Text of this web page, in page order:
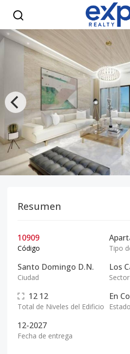
Resumen
10909
Código Tipo
Santo Domingo D.N.
Ciudad
Los
Sector
12 12
Total de Niveles del Edificio
En
Estado
12-2027
Fecha de entrega
PROYECTO APARTAMENTO